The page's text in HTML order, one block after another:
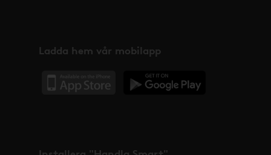
Ladda hem vår mobilapp